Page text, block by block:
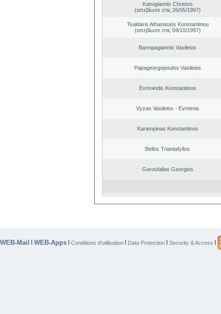
Katsigiannis Christos
(απεβίωσε στις 26/05/1997)
Tsaldaris Athanasios Konstantinou
(απεβίωσε στις 04/10/1997)
Barmpagiannis Vasileios
Papageorgopoulos Vasileios
Evmoiridis Konstantinos
Vyzas Vasileios - Evmenis
Karampinas Konstantinos
Bellos Triantafyllos
Garoufalias Georgios
WEB-Mail | WEB-Apps | Conditions d’utilisation | Data Protection | Security & Access |